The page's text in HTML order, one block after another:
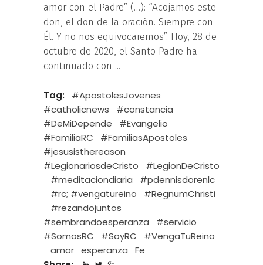
amor con el Padre” (…): “Acojamos este
don, el don de la oración. Siempre con
Él. Y no nos equivocaremos”. Hoy, 28 de
octubre de 2020, el Santo Padre ha
continuado con
Tag:
#ApostolesJovenes
#catholicnews
#constancia
#DeMiDepende
#Evangelio
#FamiliaRC
#FamiliasApostoles
#jesusisthereason
#LegionariosdeCristo
#LegionDeCristo
#meditaciondiaria
#pdennisdorenlc
#rc; #vengatureino
#RegnumChristi
#rezandojuntos
#sembrandoesperanza
#servicio
#SomosRC
#SoyRC
#VengaTuReino
amor esperanza
Fe